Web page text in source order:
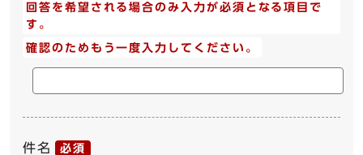
回答を希望される場合のみ入力が必須となる項目で
す。
確認のためもう一度入力してください。
件名 必須